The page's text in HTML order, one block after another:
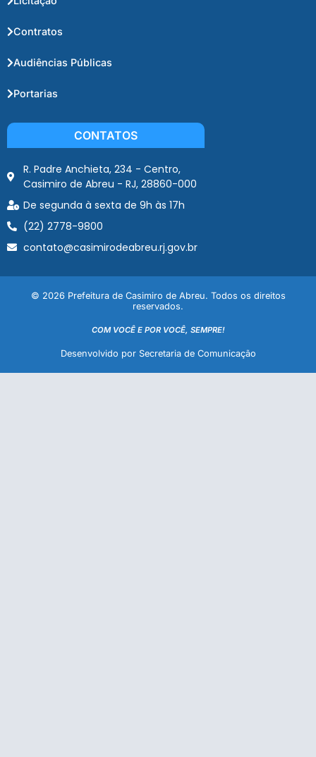
Contratos
Audiências Públicas
Portarias
CONTATOS
R. Padre Anchieta, 234 - Centro,
Casimiro de Abreu - RJ, 28860-000
De segunda à sexta de 9h às 17h
(22) 2778-9800
contato@casimirodeabreu.rj.gov.br
© 2026 Prefeitura de Casimiro de Abreu. Todos os direitos
reservados.
COM VOCÊ E POR VOCÊ, SEMPRE!
Desenvolvido por Secretaria de Comunicação